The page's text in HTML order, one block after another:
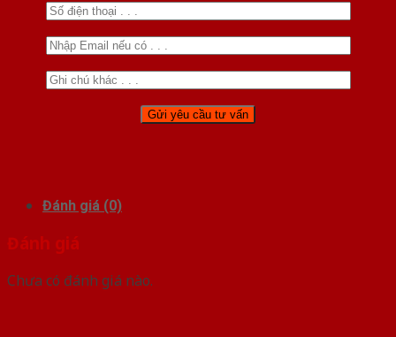
Đánh giá (0)
Đánh giá
Chưa có đánh giá nào.